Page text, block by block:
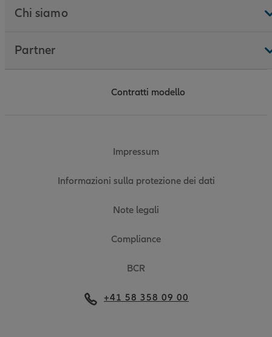
Chi siamo
Partner
Impressum
Informazioni sulla protezione dei dati
Note legali
Compliance
BCR
+41 58 358 09 00
Contratti modello